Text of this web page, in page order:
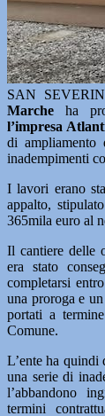
SAN
Marche ha
l’impresa
di
inadempimenti
I lavori erano
appalto,
365mila euro al
Il cantiere delle
era stato
completarsi
una proroga e
portati a
Comune.
L’ente ha quindi
una serie di
l’abbandono
termini